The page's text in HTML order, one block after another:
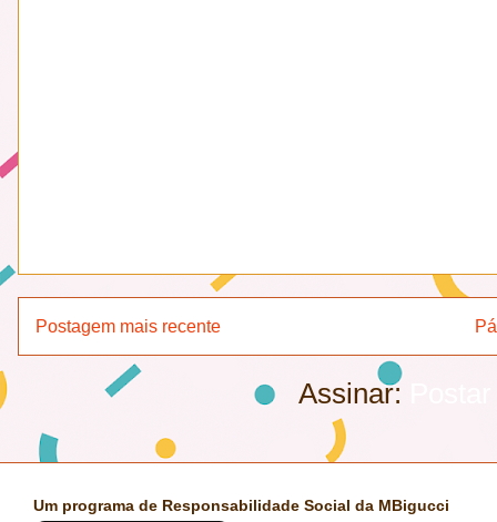
Postagem mais recente
Assinar:
Um programa de Responsabilidade Social da MBigucci